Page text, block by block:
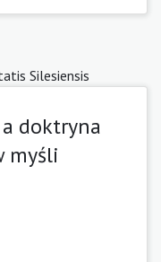
Silesiensis
doktryna
myśli